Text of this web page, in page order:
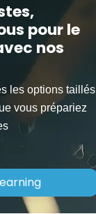
pour le
nos
les options taillés
vous prépariez